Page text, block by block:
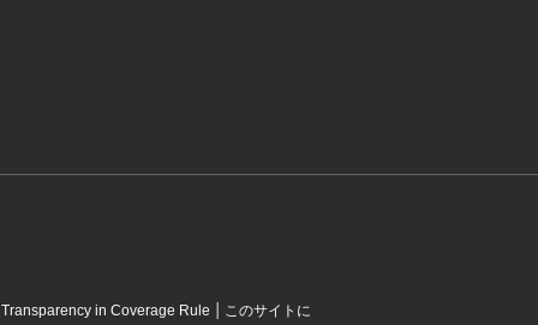
Transparency in Coverage Rule | このサイトに